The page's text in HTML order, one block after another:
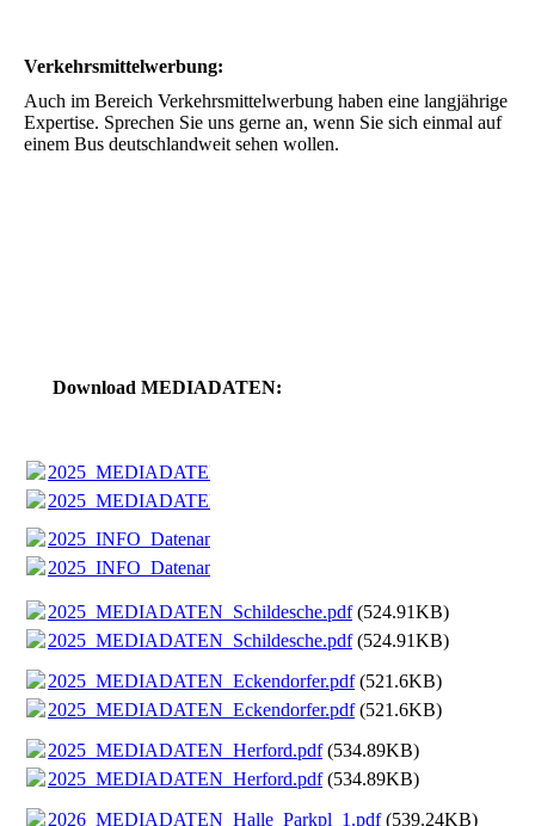
Verkehrsmittelwerbung:
Auch im Bereich Verkehrsmittelwerbung haben eine langjährige
Expertise. Sprechen Sie uns gerne an, wenn Sie sich einmal auf
einem Bus deutschlandweit sehen wollen.
Download MEDIADATEN:
2025_MEDIADATEN_Sieker.pdf
2025_MEDIADATEN_Sieker.pdf
2025_INFO_Datenanlieferung.pdf
2025_INFO_Datenanlieferung.pdf
2025_MEDIADATEN_Schildesche.pdf(524.91KB)
2025_MEDIADATEN_Schildesche.pdf(524.91KB)
2025_MEDIADATEN_Eckendorfer.pdf(521.6KB)
2025_MEDIADATEN_Eckendorfer.pdf(521.6KB)
2025_MEDIADATEN_Herford.pdf(534.89KB)
2025_MEDIADATEN_Herford.pdf(534.89KB)
2026_MEDIADATEN_Halle_Parkpl_1.pdf(539.24KB)